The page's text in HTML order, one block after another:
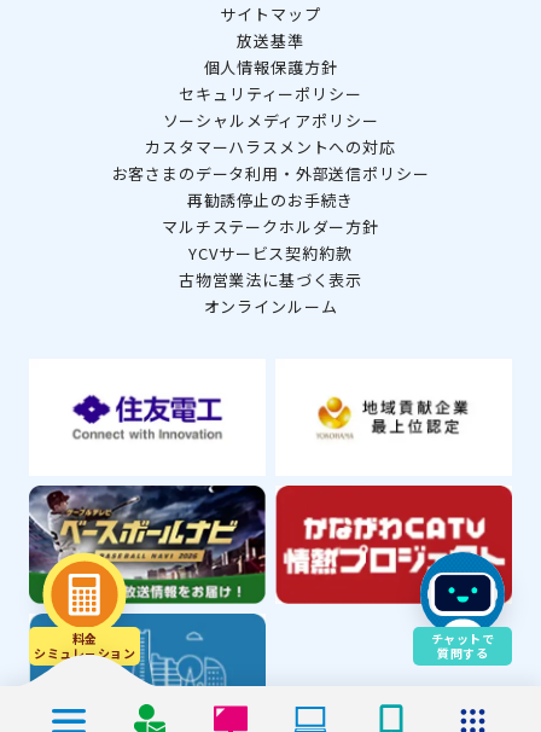
料金
シミュレ－ション
サイトマップ
放送基準
個人情報保護方針
セキュリティーポリシー
ソーシャルメディアポリシー
カスタマーハラスメントへの対応
お客さまのデータ利用・外部送信ポリシー
再勧誘停止のお手続き
マルチステークホルダー方針
YCVサービス契約約款
古物営業法に基づく表示
オンラインルーム
チャットで
質問する